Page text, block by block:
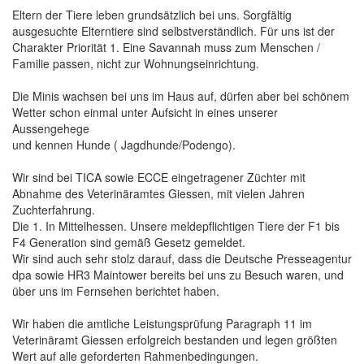
Eltern der Tiere leben grundsätzlich bei uns. Sorgfältig
ausgesuchte Elterntiere sind selbstverständlich. Für uns ist der
Charakter Priorität 1. Eine Savannah muss zum Menschen /
Familie passen, nicht zur Wohnungseinrichtung.
Die Minis wachsen bei uns im Haus auf, dürfen aber bei schönem
Wetter schon einmal unter Aufsicht in eines unserer
Aussengehege
und kennen Hunde ( Jagdhunde/Podengo).
Wir sind bei TICA sowie ECCE eingetragener Züchter mit
Abnahme des Veterinäramtes Giessen, mit vielen Jahren
Zuchterfahrung.
Die 1. In Mittelhessen. Unsere meldepflichtigen Tiere der F1 bis
F4 Generation sind gemäß Gesetz gemeldet.
Wir sind auch sehr stolz darauf, dass die Deutsche Presseagentur
dpa sowie HR3 Maintower bereits bei uns zu Besuch waren, und
über uns im Fernsehen berichtet haben.
Wir haben die amtliche Leistungsprüfung Paragraph 11 im
Veterinäramt Giessen erfolgreich bestanden und legen größten
Wert auf alle geforderten Rahmenbedingungen.